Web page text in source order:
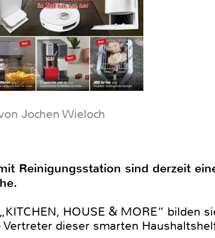
Jochen Wieloch
Reinigungsstation sind derzeit
HOUSE & MORE“ bilden
dieser smarten